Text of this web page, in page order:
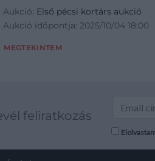
Aukció: Első pécsi kortárs aukció
Aukció időpontja: 2025/10/04 18:00
MEGTEKINTEM
feliratkozás